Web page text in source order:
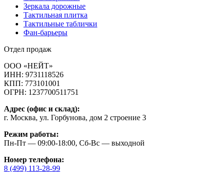
Зеркала дорожные
Тактильная плитка
Тактильные таблички
Фан-барьеры
Отдел продаж
ООО «НЕЙТ»
ИНН: 9731118526
КПП: 773101001
ОГРН: 1237700511751
Адрес (офис и склад):
г. Москва, ул. Горбунова, дом 2 строение 3
Режим работы:
Пн-Пт — 09:00-18:00, Сб-Вс — выходной
Номер телефона:
8 (499) 113-28-99